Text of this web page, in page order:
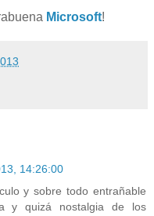
Microsoft!
14:26:00
y sobre todo entrañable
y quizá nostalgia de los